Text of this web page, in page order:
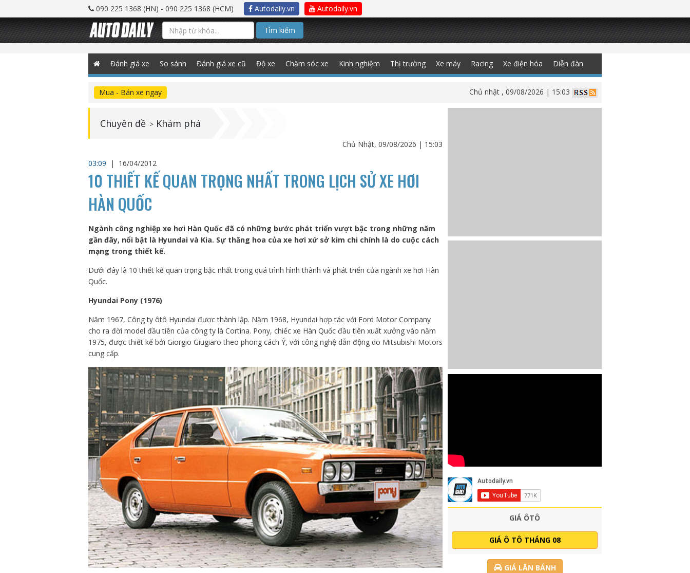
090 225 1368 (HN) - 090 225 1368 (HCM) Autodaily.vn Autodaily.vn
Tìm kiếm
Đánh giá xe So sánh Đánh giá xe cũ Độ xe Chăm sóc xe Kinh nghiệm Thị trường Xe máy Racing Xe điện hóa Diễn đàn
Mua - Bán xe ngay Chủ nhật , 09/08/2026 | 15:03
Chuyên đề > Khám phá
Chủ Nhật, 09/08/2026 | 15:03
03:09
| 16/04/2012
10 THIẾT KẾ QUAN TRỌNG NHẤT TRONG LỊCH SỬ XE HƠI
HÀN QUỐC
Ngành công nghiệp xe hơi Hàn Quốc đã có những bước phát triển vượt bậc trong những năm
gần đây, nổi bật là Hyundai và Kia. Sự thăng hoa của xe hơi xứ sở kim chi chính là do cuộc cách
mạng trong thiết kế.
Dưới đây là 10 thiết kế quan trọng bậc nhất trong quá trình hình thành và phát triển của ngành xe hơi Hàn
Quốc.
Hyundai Pony (1976)
Năm 1967, Công ty ôtô Hyundai được thành lập. Năm 1968, Hyundai hợp tác với Ford Motor Company
cho ra đời model đầu tiên của công ty là Cortina. Pony, chiếc xe Hàn Quốc đầu tiên xuất xưởng vào năm
1975, được thiết kế bởi Giorgio Giugiaro theo phong cách Ý, với công nghệ dẫn động do Mitsubishi Motors
cung cấp.
GIÁ ÔTÔ
GIÁ Ô TÔ THÁNG 08
GIÁ LĂN BÁNH